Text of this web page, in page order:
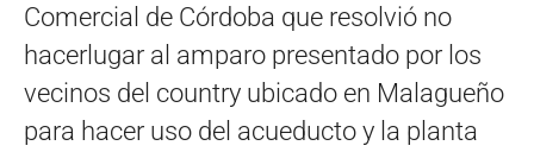
Comercial de Córdoba que resolvió no
hacerlugar al amparo presentado por los
vecinos del country ubicado en Malagueño
para hacer uso del acueducto y la planta